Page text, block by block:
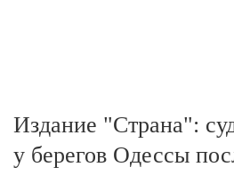
Издание "Страна":
у берегов Одессы